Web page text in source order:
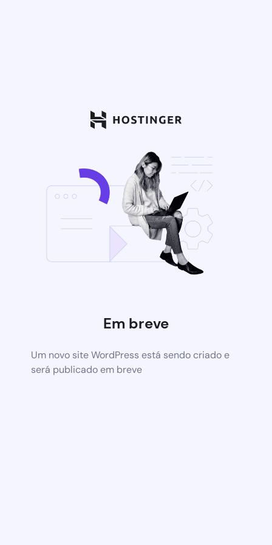
Em breve
Um novo site WordPress está sendo criado e
será publicado em breve